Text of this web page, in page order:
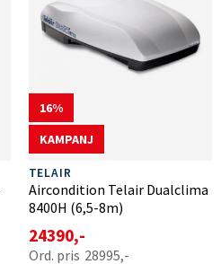
16
KAMPANJ
TELAIR
Aircondition Telair Dualclima
8400H (6,5-8m)
24390,-
28995,-